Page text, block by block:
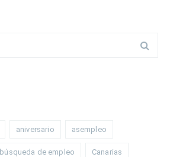
aniversario asempleo
búsqueda de empleo Canarias